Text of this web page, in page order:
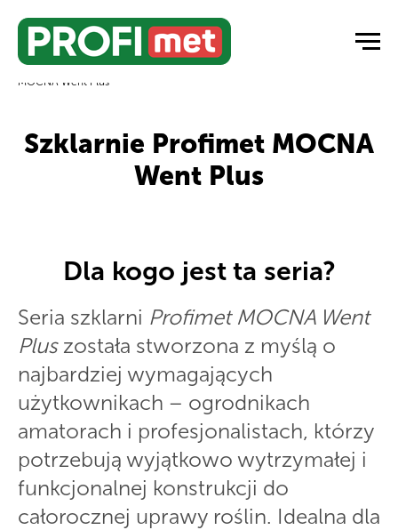
Strona główna Szklarnie ogrodowe / Szklarnie z poliwęglanu
MOCNA Went Plus
Szklarnie Profimet MOCNA
Went Plus
Dla kogo jest ta seria?
Seria szklarni Profimet MOCNA Went
Pluszostała stworzona z myślą o
najbardziej wymagających
użytkownikach – ogrodnikach
amatorach i profesjonalistach, którzy
potrzebują wyjątkowo wytrzymałej i
funkcjonalnej konstrukcji do
całorocznej uprawy roślin. Idealna dla